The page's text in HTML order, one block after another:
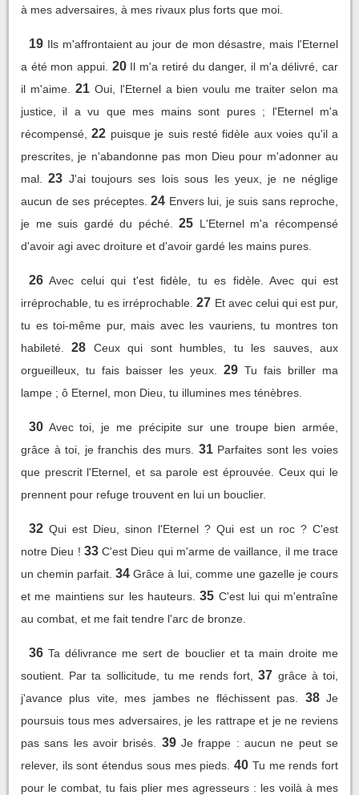
à mes adversaires, à mes rivaux plus forts que moi.
19 Ils m'affrontaient au jour de mon désastre, mais l'Eternel
a été mon appui. 20 Il m'a retiré du danger, il m'a délivré, car
il m'aime.
21 Oui, l'Eternel a bien voulu me traiter selon ma
justice, il a vu que mes mains sont pures ; l'Eternel m'a
récompensé, 22 puisque je suis resté fidèle aux voies qu'il a
prescrites, je n'abandonne pas mon Dieu pour m'adonner au
mal.
23 J'ai toujours ses lois sous les yeux, je ne néglige
aucun de ses préceptes. 24 Envers lui, je suis sans reproche,
je me suis gardé du péché.
25 L'Eternel m'a récompensé
d'avoir agi avec droiture et d'avoir gardé les mains pures.
26 Avec celui qui t'est fidèle, tu es fidèle. Avec qui est
irréprochable, tu es irréprochable. 27 Et avec celui qui est pur,
tu es toi-même pur, mais avec les vauriens, tu montres ton
habileté.
28
Ceux qui sont humbles, tu les sauves, aux
orgueilleux, tu fais baisser les yeux.
29 Tu fais briller ma
lampe ; ô Eternel, mon Dieu, tu illumines mes ténèbres.
30 Avec toi, je me précipite sur une troupe bien armée,
grâce à toi, je franchis des murs.
31 Parfaites sont les voies
que prescrit l'Eternel, et sa parole est éprouvée. Ceux qui le
prennent pour refuge trouvent en lui un bouclier.
32 Qui est Dieu, sinon l'Eternel ? Qui est un roc ? C'est
notre Dieu ! 33 C'est Dieu qui m'arme de vaillance, il me trace
un chemin parfait. 34 Grâce à lui, comme une gazelle je cours
et me maintiens sur les hauteurs. 35 C'est lui qui m'entraîne
au combat, et me fait tendre l'arc de bronze.
36 Ta délivrance me sert de bouclier et ta main droite me
soutient. Par ta sollicitude, tu me rends fort,
37 grâce à toi,
j'avance plus vite, mes jambes ne fléchissent pas.
38 Je
poursuis tous mes adversaires, je les rattrape et je ne reviens
pas sans les avoir brisés.
39 Je frappe : aucun ne peut se
relever, ils sont étendus sous mes pieds. 40 Tu me rends fort
pour le combat, tu fais plier mes agresseurs : les voilà à mes